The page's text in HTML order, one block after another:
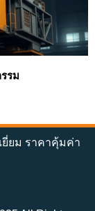
รม
ยม ราคาคุ้มค่า